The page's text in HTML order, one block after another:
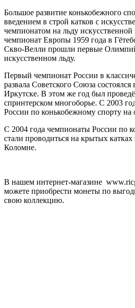
Большое развитие конькобежного
введением в строй катков с
чемпионатом на льду искусственной
чемпионат Европы 1959 года в
Скво-Велли прошли первые
искусственном льду.
Первый чемпионат России в
развала Советского Союза состоялся
Иркутске. В этом же год был
спринтерском многоборье. С 2003
России по конькобежному спорту на
С 2004 года чемпионаты России по
стали проводиться на крытых
Коломне.
В нашем интернет-магазине
можете приобрести монеты по
свою коллекцию.